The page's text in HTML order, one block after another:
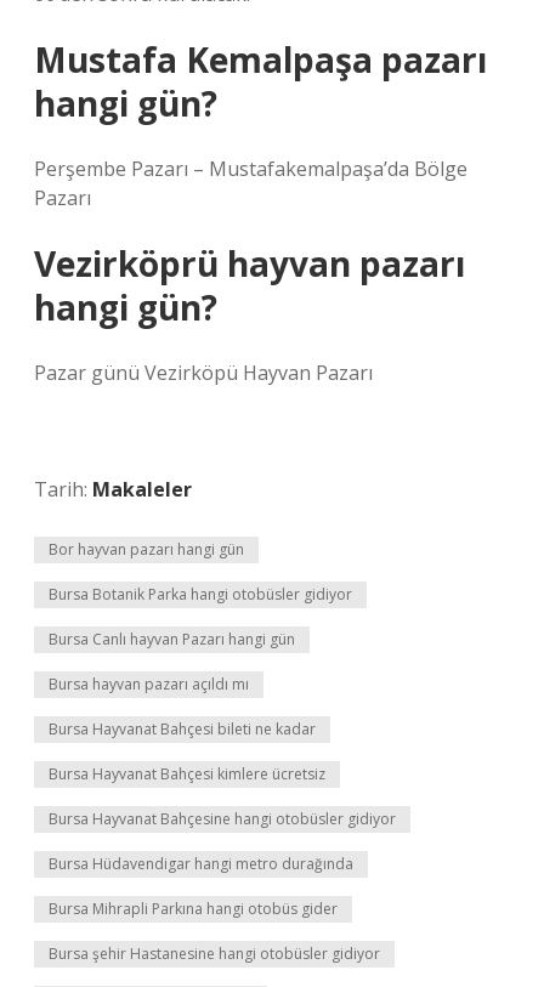
Mustafa Kemalpaşa pazarı
hangi gün?
Perşembe Pazarı – Mustafakemalpaşa’da Bölge
Pazarı
Vezirköprü hayvan pazarı
hangi gün?
Pazar günü Vezirköpü Hayvan Pazarı
Tarih: Makaleler
Bor hayvan pazarı hangi gün
Bursa Botanik Parka hangi otobüsler gidiyor
Bursa Canlı hayvan Pazarı hangi gün
Bursa hayvan pazarı açıldı mı
Bursa Hayvanat Bahçesi bileti ne kadar
Bursa Hayvanat Bahçesi kimlere ücretsiz
Bursa Hayvanat Bahçesine hangi otobüsler gidiyor
Bursa Hüdavendigar hangi metro durağında
Bursa Mihrapli Parkına hangi otobüs gider
Bursa şehir Hastanesine hangi otobüsler gidiyor